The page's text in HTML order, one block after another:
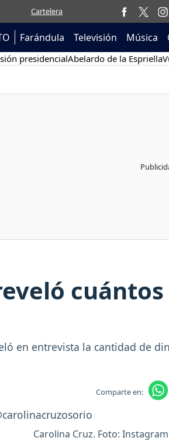
Cartelera
Farándula Televisión Música
presidencialAbelardo de la Espriella
en entrevista la cantidad de
Comparte en:
Carolina Cruz. Foto: